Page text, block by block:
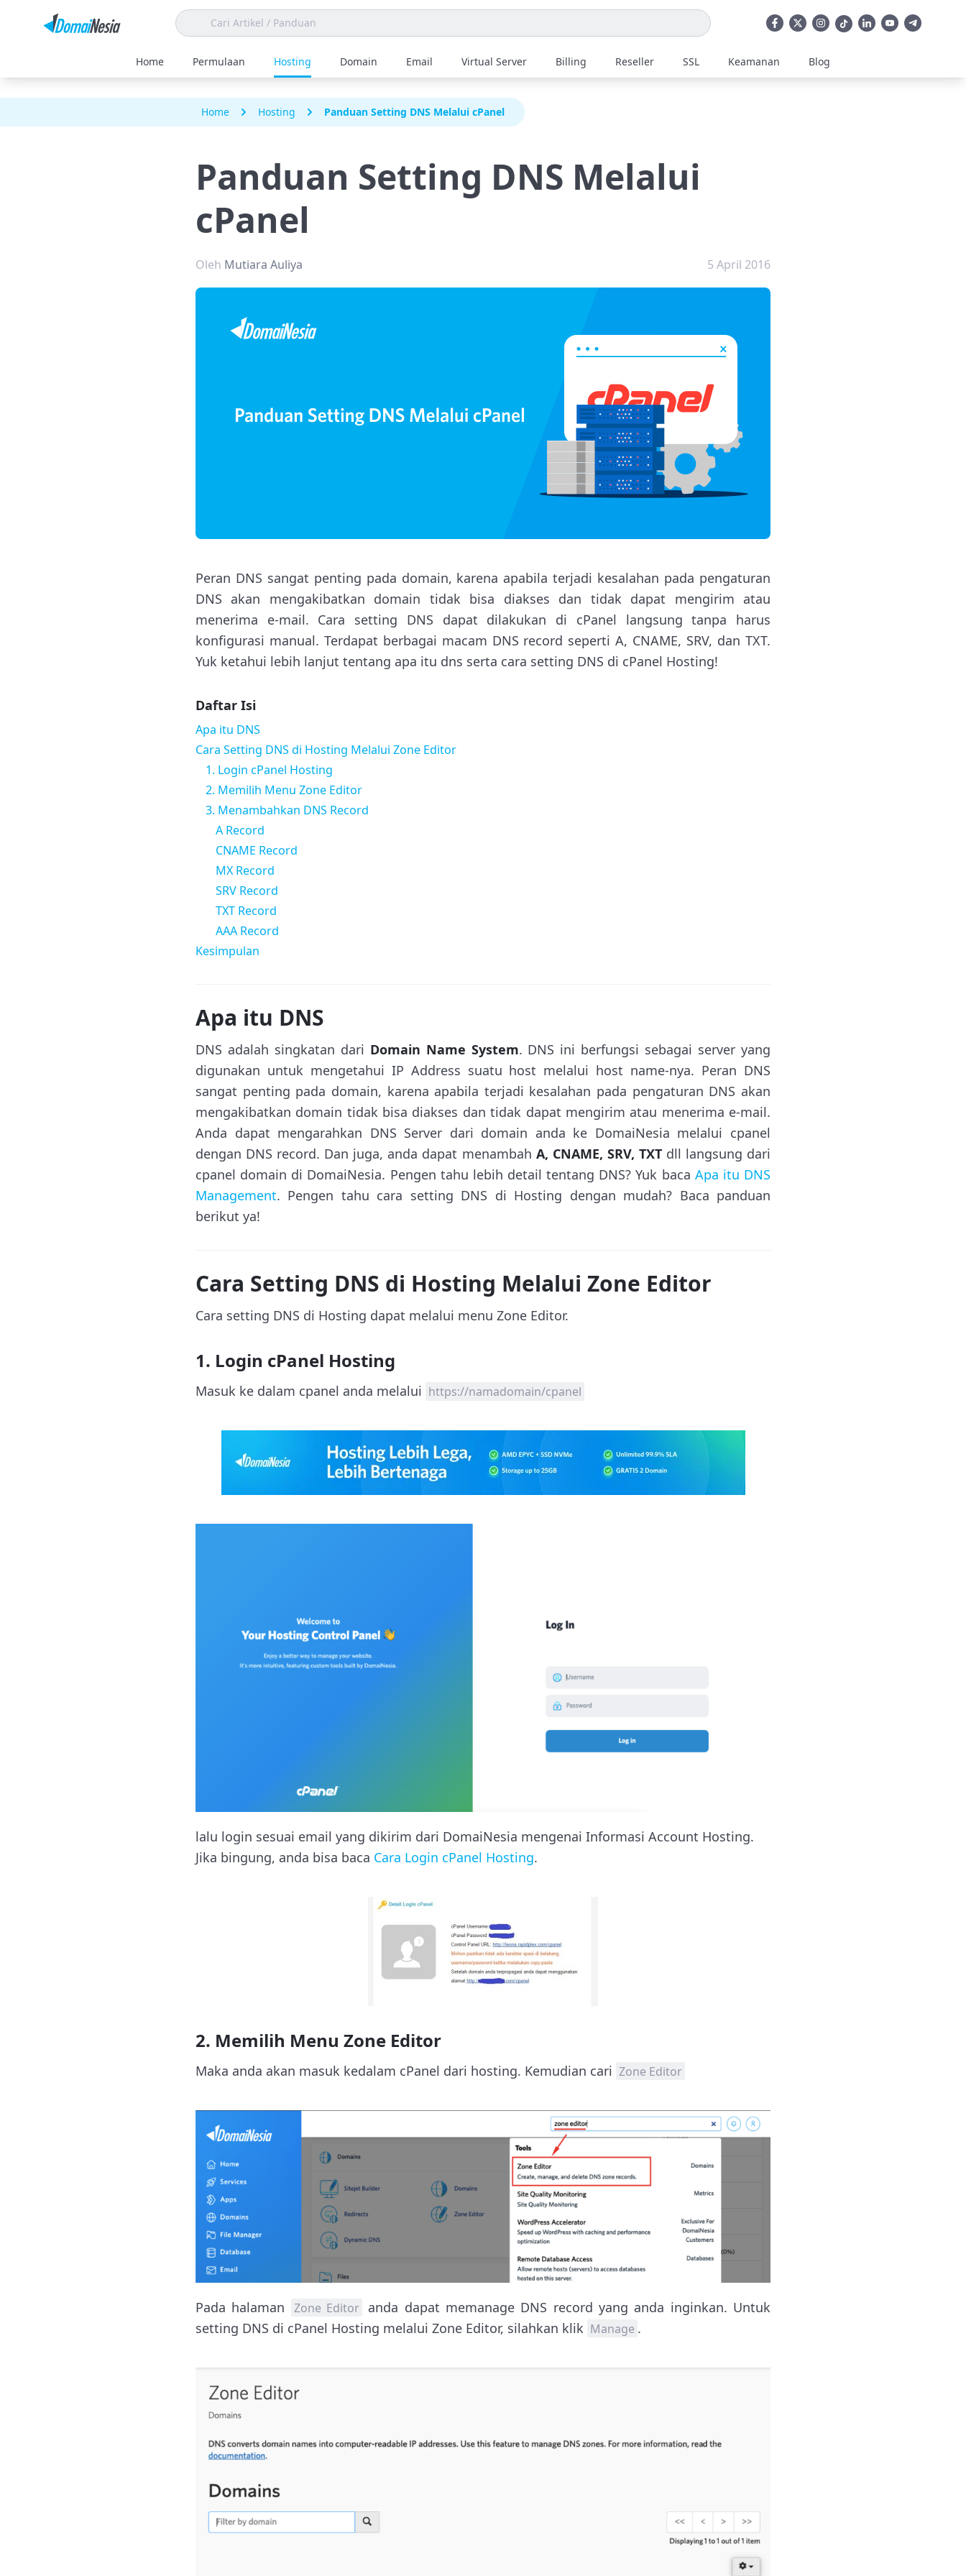
Home Permulaan Hosting Domain Email Virtual Server Billing Reseller SSL Keamanan Blog
Home Hosting Panduan Setting DNS Melalui cPanel
Panduan Setting DNS Melalui
cPanel
Oleh Mutiara Auliya 5 April 2016
Peran DNS sangat penting pada domain, karena apabila terjadi kesalahan pada pengaturan
DNS akan mengakibatkan domain tidak bisa diakses dan tidak dapat mengirim atau
menerima e-mail. Cara setting DNS dapat dilakukan di cPanel langsung tanpa harus
konfigurasi manual. Terdapat berbagai macam DNS record seperti A, CNAME, SRV, dan TXT.
Yuk ketahui lebih lanjut tentang apa itu dns serta cara setting DNS di cPanel Hosting!
Daftar Isi
Apa itu DNS
Cara Setting DNS di Hosting Melalui Zone Editor
1. Login cPanel Hosting
2. Memilih Menu Zone Editor
3. Menambahkan DNS Record
A Record
CNAME Record
MX Record
SRV Record
TXT Record
AAA Record
Kesimpulan
Apa itu DNS
DNS adalah singkatan dari Domain Name System. DNS ini berfungsi sebagai server yang
digunakan untuk mengetahui IP Address suatu host melalui host name-nya. Peran DNS
sangat penting pada domain, karena apabila terjadi kesalahan pada pengaturan DNS akan
mengakibatkan domain tidak bisa diakses dan tidak dapat mengirim atau menerima e-mail.
Anda dapat mengarahkan DNS Server dari domain anda ke DomaiNesia melalui cpanel
dengan DNS record. Dan juga, anda dapat menambah A, CNAME, SRV, TXTdll langsung dari
cpanel domain di DomaiNesia. Pengen tahu lebih detail tentang DNS? Yuk baca Apa itu DNS
Management. Pengen tahu cara setting DNS di Hosting dengan mudah? Baca panduan
berikut ya!
Cara Setting DNS di Hosting Melalui Zone Editor
Cara setting DNS di Hosting dapat melalui menu Zone Editor.
1. Login cPanel Hosting
Masuk ke dalam cpanel anda melalui https://namadomain/cpanel
lalu login sesuai email yang dikirim dari DomaiNesia mengenai Informasi Account Hosting.
Jika bingung, anda bisa baca Cara Login cPanel Hosting.
2. Memilih Menu Zone Editor
Maka anda akan masuk kedalam cPanel dari hosting. Kemudian cari Zone Editor
Pada halaman Zone Editor anda dapat memanage DNS record yang anda inginkan. Untuk
setting DNS di cPanel Hosting melalui Zone Editor, silahkan klik Manage .